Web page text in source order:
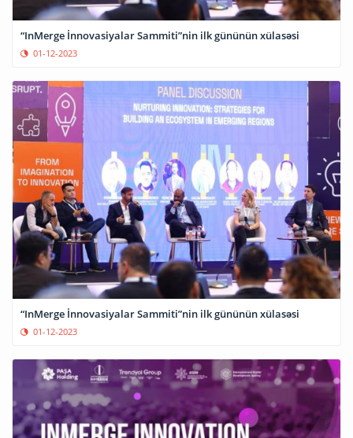
“InMerge İnnovasiyalar Sammiti”nin ilk gününün xülasəsi
01-12-2023
“InMerge İnnovasiyalar Sammiti”nin ilk gününün xülasəsi
01-12-2023